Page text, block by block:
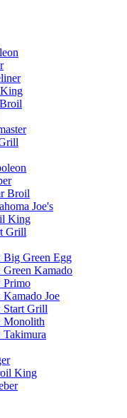
Broil
Joe's
King
Grill
Big Green Egg
Kamado
Primo
Joe
Start Grill
Monolith
King